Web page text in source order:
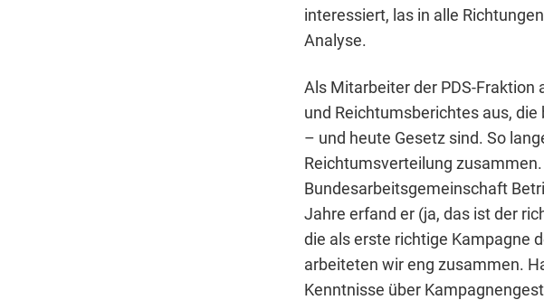
interessiert, las in alle
Analyse.
Als Mitarbeiter der PDS-
und Reichtumsberichtes aus,
– und heute Gesetz sind. So
Reichtumsverteilung
Bundesarbeitsgemeinschaft
Jahre erfand er (ja, das ist der
die als erste richtige Kampagne
arbeiteten wir eng zusammen.
Kenntnisse über